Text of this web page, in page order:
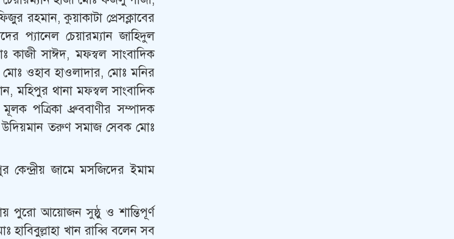
রহমান, কুয়াকাটা প্রেসক্লাবের
প‍্যানেল চেয়ারম্যান জাহিদুল
কাজী সাঈদ, মফস্বল সাংবাদিক
মোঃ ওহাব হাওলাদার, মোঃ মনির
মহিপুর থানা মফস্বল সাংবাদিক
পত্রিকা ধ্রুববাণীর সম্পাদক
তরুণ সমাজ সেবক মোঃ
জামে মসজিদের ইমাম
পুরো আয়োজন সুষ্ঠু ও শান্তিপূর্ণ
হাবিবুল্লাহা খান রাব্বি বলেন সব